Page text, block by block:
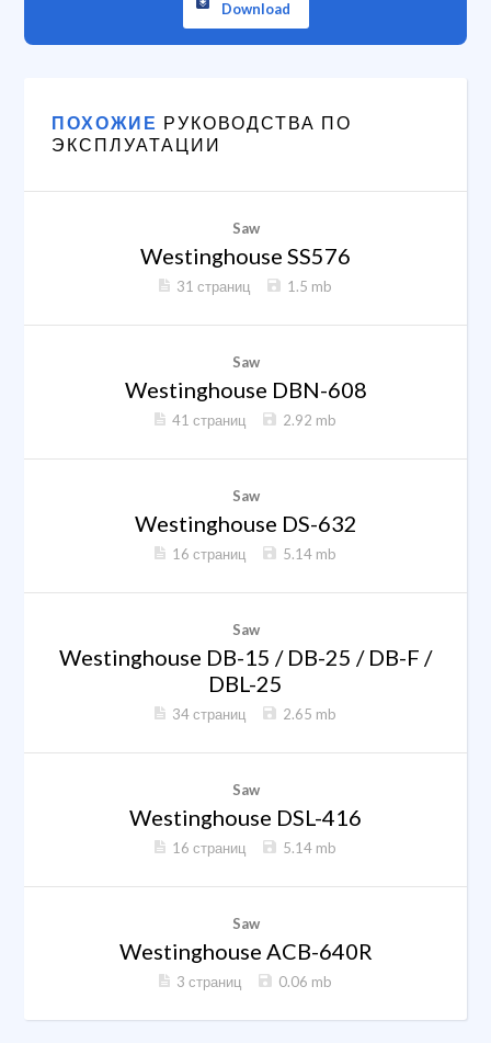
Download
ПОХОЖИЕ РУКОВОДСТВА ПО
ЭКСПЛУАТАЦИИ
Saw
Westinghouse SS576
31 страниц 1.5 mb
Saw
Westinghouse DBN-608
41 страниц 2.92 mb
Saw
Westinghouse DS-632
16 страниц 5.14 mb
Saw
Westinghouse DB-15 / DB-25 / DB-F /
DBL-25
34 страниц 2.65 mb
Saw
Westinghouse DSL-416
16 страниц 5.14 mb
Saw
Westinghouse ACB-640R
3 страниц 0.06 mb